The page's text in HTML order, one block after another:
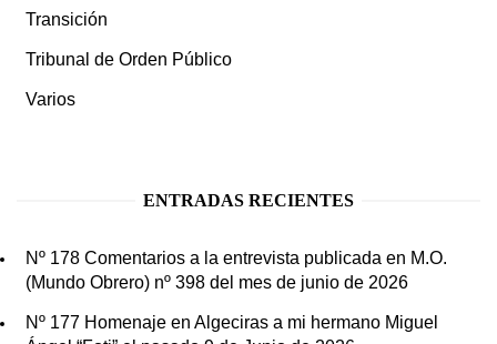
Transición
Tribunal de Orden Público
Varios
ENTRADAS RECIENTES
Nº 178 Comentarios a la entrevista publicada en M.O.
(Mundo Obrero) nº 398 del mes de junio de 2026
Nº 177 Homenaje en Algeciras a mi hermano Miguel